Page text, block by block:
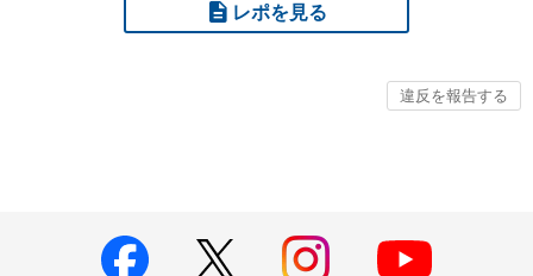
レポを見る